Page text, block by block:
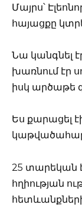
Մայրս՝
հայացքը
Նա կանգնել
խառնում էր
իսկ արծաթե
Ես քարացել
25 տարեկան
հղիության